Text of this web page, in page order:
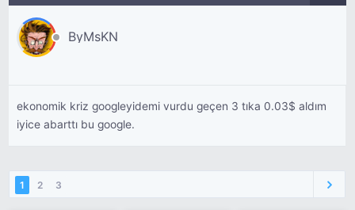
ByMsKN
ekonomik kriz googleyidemi vurdu geçen 3 tıka 0.03$ aldım
iyice abarttı bu google.
1 2 3